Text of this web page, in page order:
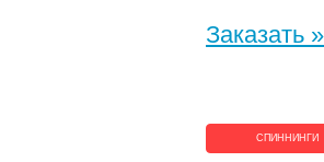
Заказать »
СПИННИНГИ